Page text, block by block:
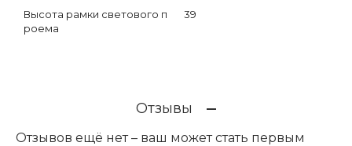
Высота рамки светового п
роема
39
Отзывы
Отзывов ещё нет – ваш может стать первым